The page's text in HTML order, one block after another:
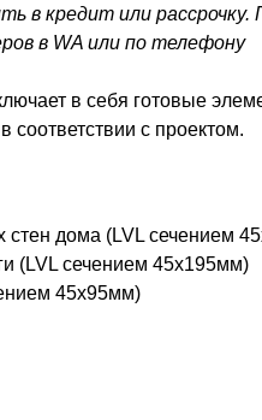
в кредит или рассрочку.
в WA или по телефону
в себя готовые
соответствии с проектом.
стен дома (LVL сечением
(LVL сечением 45x195мм)
45x95мм)